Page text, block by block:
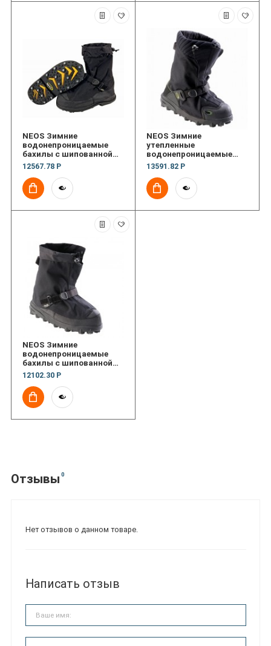
NEOS Зимние
водонепроницаемые
бахилы с шипованной
подошвой и каблукoм
Voyager Stabilicer with
heel
12567.78 Р
NEOS Зимние
утепленные
водонепроницаемые
бахилы с шипованной
подошвой Explorer
Stabilicer
13591.82 Р
NEOS Зимние
водонепроницаемые
бахилы с шипованной
подошвой Voyager
Stabilicer
12102.30 Р
Отзывы 0
Нет отзывов о данном товаре.
Написать отзыв